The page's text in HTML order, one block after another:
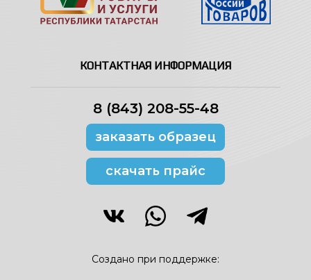
КОНТАКТНАЯ ИНФОРМАЦИЯ
8 (843) 208-55-48
заказать образец
скачать прайс
Создано при поддержке: